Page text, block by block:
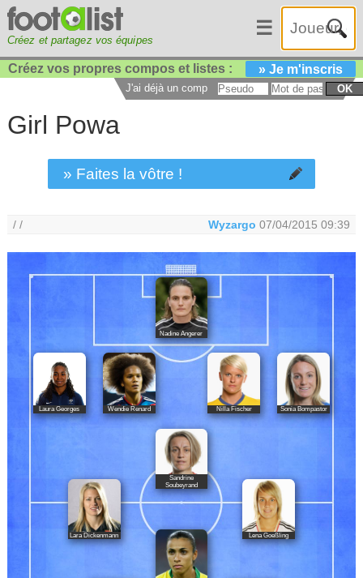
Créez et partagez vos équipes
☰
Créez vos propres compos et listes : » Je m'inscris
J'ai déjà un compte : OK
Girl Powa
» Faites la vôtre !
/ / Wyzargo 07/04/2015 09:39
Nadine Angerer
Laura Georges Wendie Renard Nilla Fischer Sonia Bompastor
Sandrine
Soubeyrand
Lara Dickenmann Lena Goeßling